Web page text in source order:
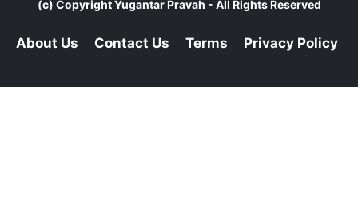
(c) CopyrightYugantar Pravah - All Rights Reserved
About Us Contact Us Terms Privacy Policy